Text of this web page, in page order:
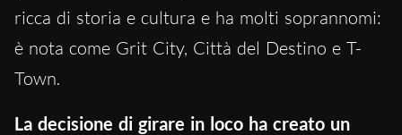
ricca di storia e cultura e ha molti soprannomi:
è nota come Grit City, Città del Destino e T-
Town.
La decisione di girare in loco ha creato un